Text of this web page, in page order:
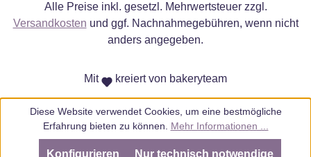
Alle Preise inkl. gesetzl. Mehrwertsteuer zzgl.
Versandkosten und ggf. Nachnahmegebühren, wenn nicht
anders angegeben.
Mit kreiert von bakeryteam
Diese Website verwendet Cookies, um eine bestmögliche
Erfahrung bieten zu können. Mehr Informationen ...
Nur technisch notwendige
Konfigurieren